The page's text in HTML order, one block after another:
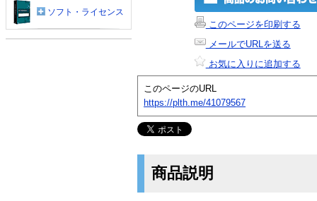
このページを印刷する
メールでURLを送る
お気に入りに追加する
このページのURL
https://plth.me/41079567
商品説明
ソフト・ライセンス